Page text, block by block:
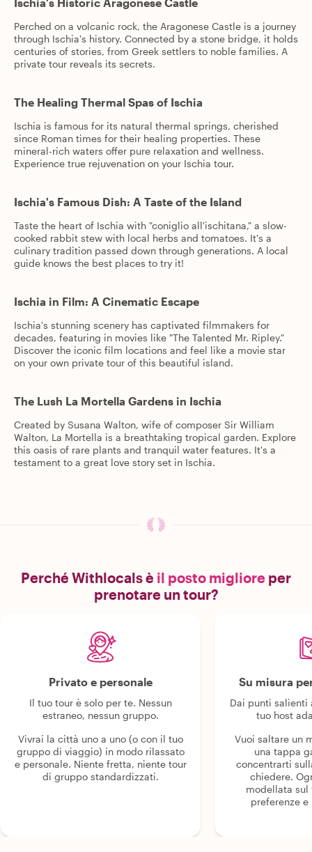
Perched on a volcanic rock, the Aragonese Castle is a journey
through Ischia's history. Connected by a stone bridge, it holds
centuries of stories, from Greek settlers to noble families. A
private tour reveals its secrets.
The Healing Thermal Spas of Ischia
Ischia is famous for its natural thermal springs, cherished
since Roman times for their healing properties. These
mineral-rich waters offer pure relaxation and wellness.
Experience true rejuvenation on your Ischia tour.
Ischia's Famous Dish: A Taste of the Island
Taste the heart of Ischia with "coniglio all'ischitana," a slow-
cooked rabbit stew with local herbs and tomatoes. It's a
culinary tradition passed down through generations. A local
guide knows the best places to try it!
Ischia in Film: A Cinematic Escape
Ischia's stunning scenery has captivated filmmakers for
decades, featuring in movies like "The Talented Mr. Ripley."
Discover the iconic film locations and feel like a movie star
on your own private tour of this beautiful island.
The Lush La Mortella Gardens in Ischia
Created by Susana Walton, wife of composer Sir William
Walton, La Mortella is a breathtaking tropical garden. Explore
this oasis of rare plants and tranquil water features. It's a
testament to a great love story set in Ischia.
Perché Withlocals è il posto migliore per
prenotare un tour?
Privato e personale
Il tuo tour è solo per te. Nessun
estraneo, nessun gruppo.
Vivrai la città uno a uno (o con il tuo
gruppo di viaggio) in modo rilassato
e personale. Niente fretta, niente tour
di gruppo standardizzati.
Su misura
Dai punti salienti
tuo host
Vuoi saltare un
una tappa
concentrarti
chiedere.
modellata sul
preferenze